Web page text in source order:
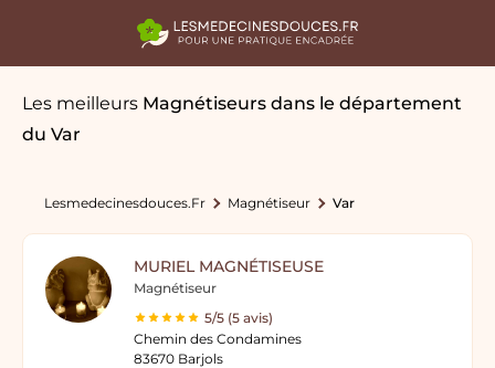
Les meilleurs Magnétiseurs dans le département
du Var
Lesmedecinesdouces.fr Magnétiseur Var
MURIEL MAGNÉTISEUSE
Magnétiseur
5/5 (5 avis)
Chemin des Condamines
83670 Barjols